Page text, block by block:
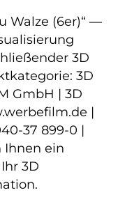
Walze (6er)“ —
3D
3D
GmbH | 3D
|
37 899-0 |
Ihnen ein
3D